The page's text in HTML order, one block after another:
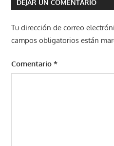
DEJAR UN COMENTARIO
Tu dirección de correo
campos obligatorios están
Comentario *